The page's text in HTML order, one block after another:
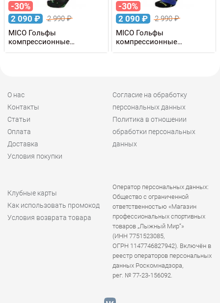
-30%
2 090 ₽ 2 990₽
MICO Гольфы
компрессионные
COMPRESSION RUN
-30%
2 090 ₽ 2 990₽
MICO Гольфы
компрессионные
COMPRESSION RUN
О нас
Контакты
Статьи
Оплата
Доставка
Условия покупки
Согласие на обработку
персональных данных
Политика в отношении
обработки персональных
данных
Клубные карты
Как использовать промокод
Условия возврата товара
Оператор персональных данных:
Общество с ограниченной
ответственностью «Магазин
профессиональных спортивных
товаров „Лыжный Мир“»
(ИНН 7751523085,
ОГРН 1147746827942). Включён в
реестр операторов персональных
данных Роскомнадзора,
рег. № 77-23-156092.